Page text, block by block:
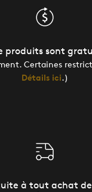
produits sont
Certaines
Détails ici.)
à tout achat de